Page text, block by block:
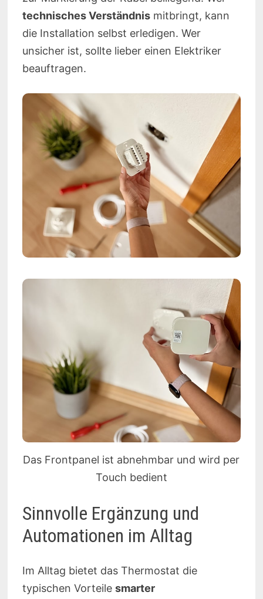
technisches Verständnismitbringt, kann
die Installation selbst erledigen. Wer
unsicher ist, sollte lieber einen Elektriker
beauftragen.
Das Frontpanel ist abnehmbar und wird per
Touch bedient
Sinnvolle Ergänzung und
Automationen im Alltag
Im Alltag bietet das Thermostat die
typischen Vorteile smarter